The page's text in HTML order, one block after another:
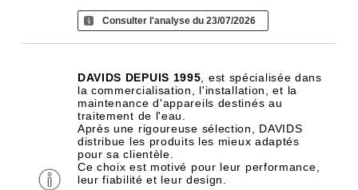
Consulter l'analyse du 23/07/2026
DAVIDS DEPUIS 1995 , est spécialisée dans
la commercialisation, l'installation, et la
maintenance d'appareils destinés au
traitement de l'eau.
Après une rigoureuse sélection, DAVIDS
distribue les produits les mieux adaptés
pour sa clientèle.
Ce choix est motivé pour leur performance,
leur fiabilité et leur design.